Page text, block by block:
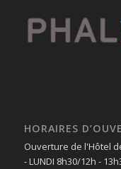
HORAIRES
Ouverture de l'Hôtel
- LUNDI 8h30/12h -